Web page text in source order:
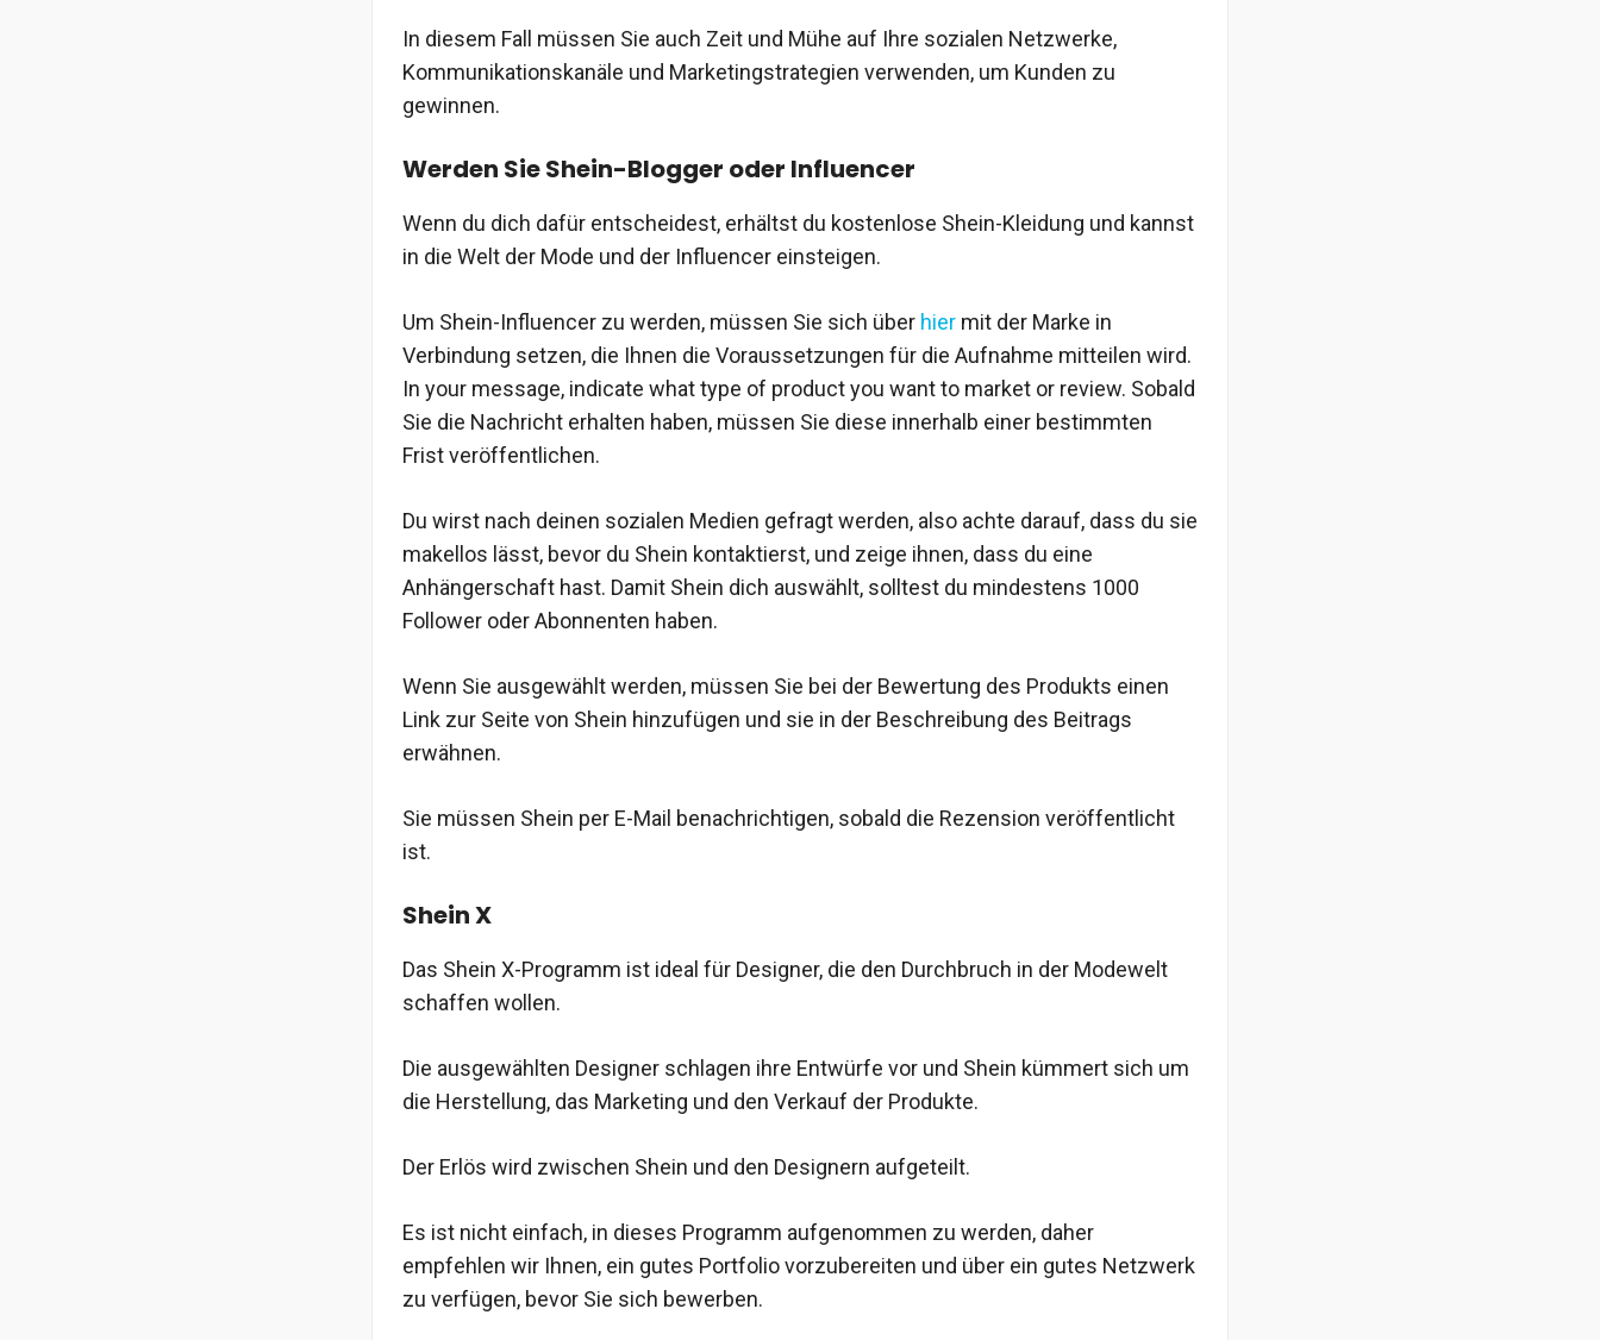
In diesem Fall müssen Sie auch Zeit und Mühe auf Ihre sozialen Netzwerke,
Kommunikationskanäle und Marketingstrategien verwenden, um Kunden zu
gewinnen.
Werden Sie Shein-Blogger oder Influencer
Wenn du dich dafür entscheidest, erhältst du kostenlose Shein-Kleidung und kannst
in die Welt der Mode und der Influencer einsteigen.
Um Shein-Influencer zu werden, müssen Sie sich über hier mit der Marke in
Verbindung setzen, die Ihnen die Voraussetzungen für die Aufnahme mitteilen wird.
In your message, indicate what type of product you want to market or review. Sobald
Sie die Nachricht erhalten haben, müssen Sie diese innerhalb einer bestimmten
Frist veröffentlichen.
Du wirst nach deinen sozialen Medien gefragt werden, also achte darauf, dass du sie
makellos lässt, bevor du Shein kontaktierst, und zeige ihnen, dass du eine
Anhängerschaft hast. Damit Shein dich auswählt, solltest du mindestens 1000
Follower oder Abonnenten haben.
Wenn Sie ausgewählt werden, müssen Sie bei der Bewertung des Produkts einen
Link zur Seite von Shein hinzufügen und sie in der Beschreibung des Beitrags
erwähnen.
Sie müssen Shein per E-Mail benachrichtigen, sobald die Rezension veröffentlicht
ist.
Shein X
Das Shein X-Programm ist ideal für Designer, die den Durchbruch in der Modewelt
schaffen wollen.
Die ausgewählten Designer schlagen ihre Entwürfe vor und Shein kümmert sich um
die Herstellung, das Marketing und den Verkauf der Produkte.
Der Erlös wird zwischen Shein und den Designern aufgeteilt.
Es ist nicht einfach, in dieses Programm aufgenommen zu werden, daher
empfehlen wir Ihnen, ein gutes Portfolio vorzubereiten und über ein gutes Netzwerk
zu verfügen, bevor Sie sich bewerben.